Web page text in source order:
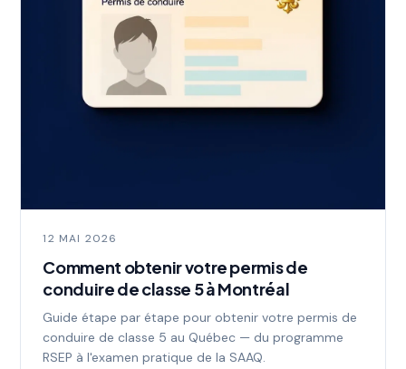
12 MAI 2026
Comment obtenir votre permis de
conduire de classe 5 à Montréal
Guide étape par étape pour obtenir votre permis de
conduire de classe 5 au Québec — du programme
RSEP à l'examen pratique de la SAAQ.